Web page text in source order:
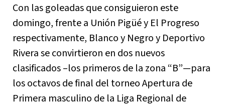
Con las goleadas que consiguieron este
domingo, frente a Unión Pigüé y El Progreso
respectivamente, Blanco y Negro y Deportivo
Rivera se convirtieron en dos nuevos
clasificados –los primeros de la zona “B”—para
los octavos de final del torneo Apertura de
Primera masculino de la Liga Regional de